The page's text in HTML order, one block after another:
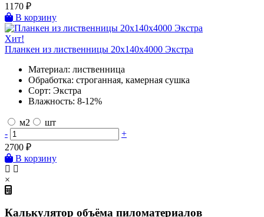
1170 ₽
В корзину
Хит!
Планкен из лиственницы 20х140х4000 Экстра
Материал: лиственница
Обработка: строганная, камерная сушка
Сорт: Экстра
Влажность: 8-12%
м2
шт
-
+
2700 ₽
В корзину
×
Калькулятор объёма пиломатериалов